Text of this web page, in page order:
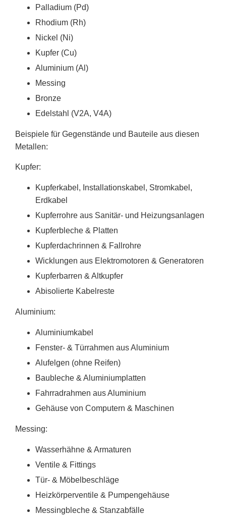
Palladium (Pd)
Rhodium (Rh)
Nickel (Ni)
Kupfer (Cu)
Aluminium (Al)
Messing
Bronze
Edelstahl (V2A, V4A)
Beispiele für Gegenstände und Bauteile aus diesen
Metallen:
Kupfer:
Kupferkabel, Installationskabel, Stromkabel,
Erdkabel
Kupferrohre aus Sanitär- und Heizungsanlagen
Kupferbleche & Platten
Kupferdachrinnen & Fallrohre
Wicklungen aus Elektromotoren & Generatoren
Kupferbarren & Altkupfer
Abisolierte Kabelreste
Aluminium:
Aluminiumkabel
Fenster- & Türrahmen aus Aluminium
Alufelgen (ohne Reifen)
Baubleche & Aluminiumplatten
Fahrradrahmen aus Aluminium
Gehäuse von Computern & Maschinen
Messing:
Wasserhähne & Armaturen
Ventile & Fittings
Tür- & Möbelbeschläge
Heizkörperventile & Pumpengehäuse
Messingbleche & Stanzabfälle